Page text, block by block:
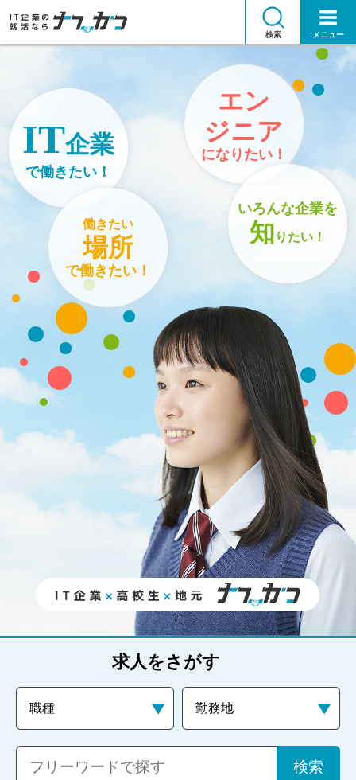
検索 メニュー
働きたい
場所
で働きたい！
エン
ジニア
になりたい！
IT企業
で働きたい！
いろんな企業を
知 りたい！
求人をさがす